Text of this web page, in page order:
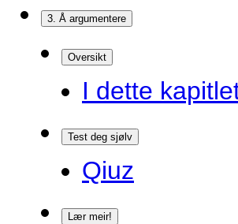
3. Å argumentere
Oversikt
I dette
Test deg sjølv
Qiuz
Lær meir!